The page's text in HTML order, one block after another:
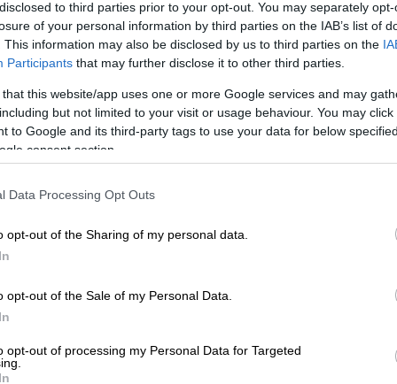
to third parties prior to your opt-out. You may separately
of your personal information by third parties on the IAB’s list of
This information may also be disclosed by us to third parties on the
Participants that may further disclose it to other third parties.
that this website/app uses one or more Google services and may
but not limited to your visit or usage behaviour. You may
to Google and its third-party tags to use your data for below
consent section.
Data Processing Opt Outs
opt-out of the Sharing of my personal data.
opt-out of the Sale of my Personal Data.
opt-out of processing my Personal Data for Targeted
ταγματάρχηΑναστάσιο Σπανόπου ήταν
τον διαβόητο αρχιβασανιστή του ΕΑΤ-
ποιος είναι. Πήγα στο χωριό του στο
του και μου λέει πως ο Αναστάσιος
δε μου πήγαινε καλά. Πάω στην Καβάλα
ένα παιδί, που είναι ο Σπανός. Πιθανόν
του Σπανού είναι το πρώτο σπίτι που
από Θεσσαλονίκη. Είναι δεξιά στον